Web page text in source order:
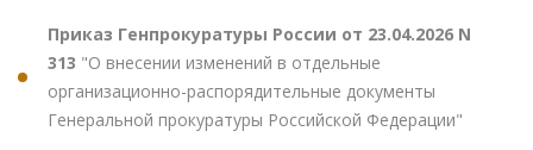
Приказ Генпрокуратуры России от 23.04.2026 N
313 "О внесении изменений в отдельные
организационно-распорядительные документы
Генеральной прокуратуры Российской Федерации"